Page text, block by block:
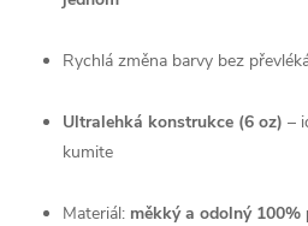
Rychlá změna barvy bez
Ultralehká konstrukce (6 oz) –
kumite
Materiál: měkký a odolný 100%